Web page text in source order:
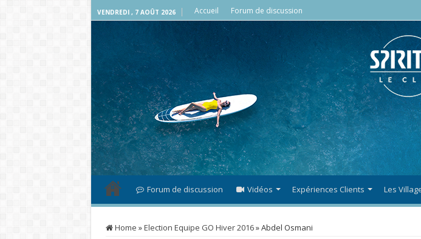
VENDREDI , 7 AOÛT 2026 Accueil Forum de discussion
Forum de discussion Vidéos Expériences Clients Les
Home »Election Equipe GO Hiver 2016»Abdel Osmani